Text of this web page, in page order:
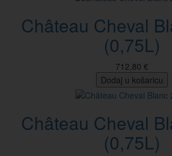
Château Cheval
(0,75L)
712,80 €
Dodaj u košaricu
Château Cheval
(0,75L)